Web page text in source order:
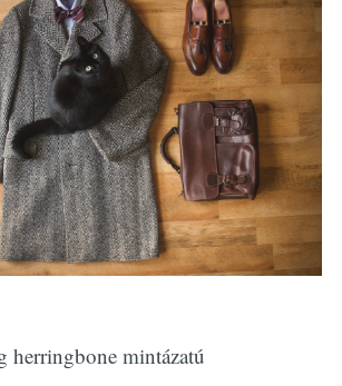
herringbone mintázatú